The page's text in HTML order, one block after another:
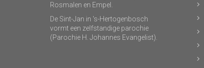
Rosmalen en Empel.
De Sint-Jan in 's-Hertogenbosch
vormt een zelfstandige parochie
(Parochie H. Johannes Evangelist).